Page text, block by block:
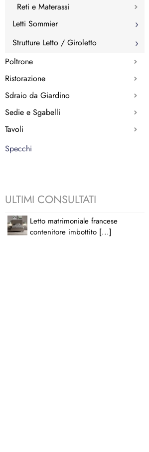
Reti e Materassi
Letti Sommier
Strutture Letto / Giroletto
Poltrone
Ristorazione
Sdraio da Giardino
Sedie e Sgabelli
Tavoli
Specchi
ULTIMI CONSULTATI
Letto matrimoniale francese
contenitore imbottito [...]